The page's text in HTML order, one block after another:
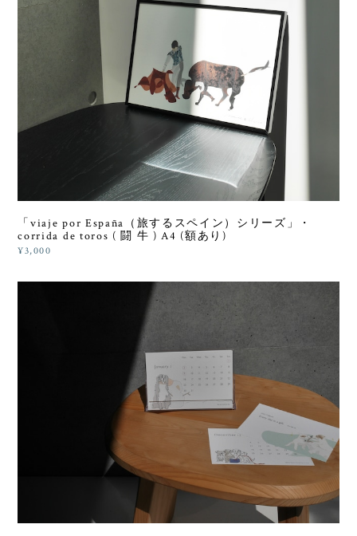
「viaje por España（旅するスペイン）シリーズ」・
corrida de toros ( 闘 牛 ) A4 (額あり)
¥3,000